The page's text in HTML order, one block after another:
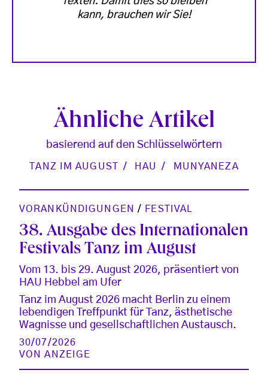
kann, brauchen wir Sie!
Ähnliche Artikel
basierend auf den Schlüsselwörtern
TANZ IM AUGUST HAU MUNYANEZA
VORANKÜNDIGUNGEN / FESTIVAL
38. Ausgabe des Internationalen
Festivals Tanz im August
Vom 13. bis 29. August 2026, präsentiert von
HAU Hebbel am Ufer
Tanz im August 2026 macht Berlin zu einem
lebendigen Treffpunkt für Tanz, ästhetische
Wagnisse und gesellschaftlichen Austausch.
30/07/2026
VONANZEIGE